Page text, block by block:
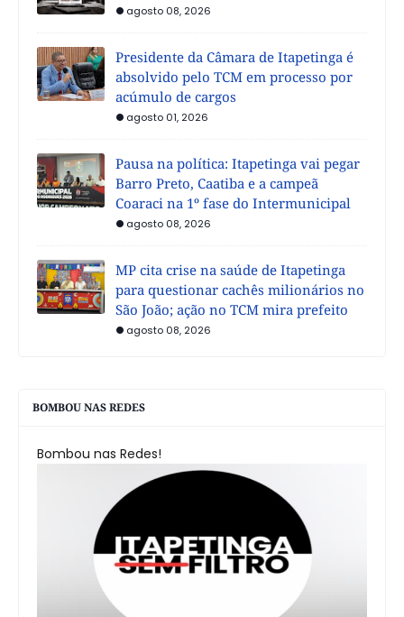
agosto 08, 2026
Presidente da Câmara de Itapetinga é
absolvido pelo TCM em processo por
acúmulo de cargos
agosto 01, 2026
Pausa na política: Itapetinga vai pegar
Barro Preto, Caatiba e a campeã
Coaraci na 1º fase do Intermunicipal
agosto 08, 2026
MP cita crise na saúde de Itapetinga
para questionar cachês milionários no
São João; ação no TCM mira prefeito
agosto 08, 2026
BOMBOU NAS REDES
Bombou nas Redes!